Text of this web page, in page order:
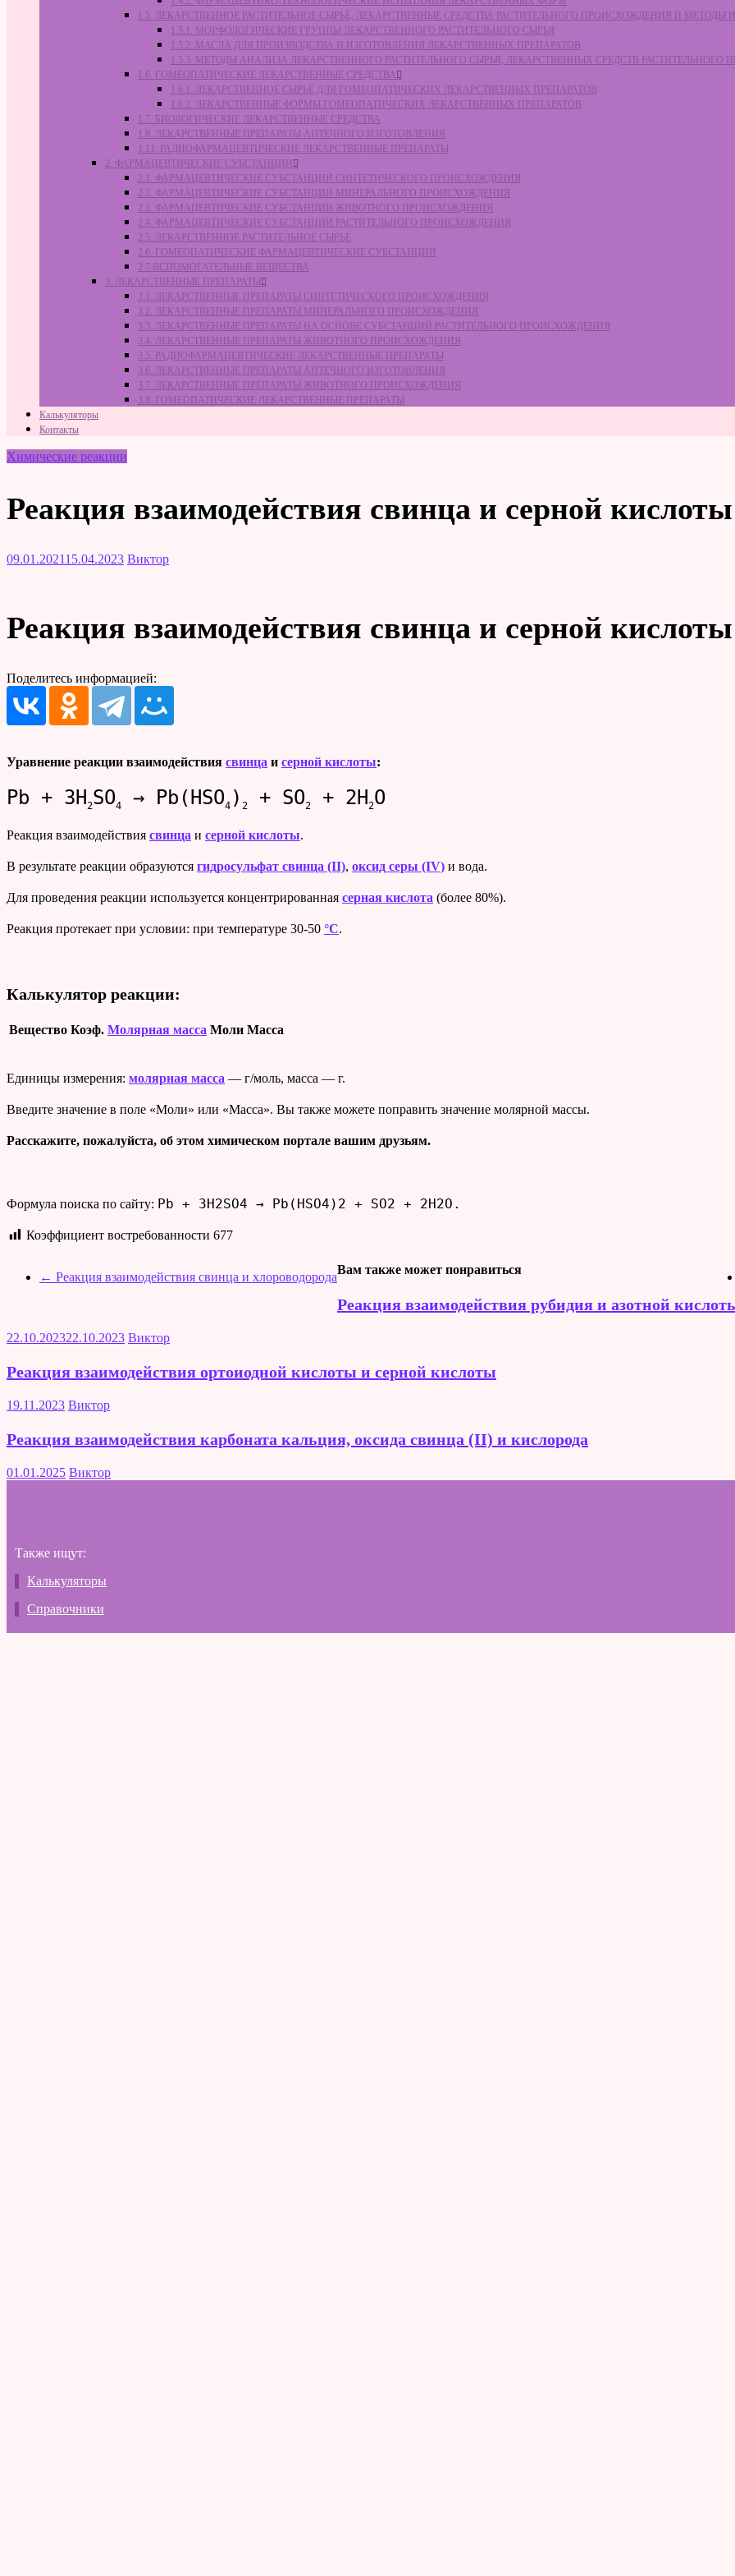
1.5. ЛЕКАРСТВЕННОЕ РАСТИТЕЛЬНОЕ СЫРЬЁ, ЛЕКАРСТВЕННЫЕ СРЕДСТВА РАСТИТЕЛЬНОГО ПРОИСХОЖДЕНИЯ И МЕТОДЫ
1.5.1. МОРФОЛОГИЧЕСКИЕ ГРУППЫ ЛЕКАРСТВЕННОГО РАСТИТЕЛЬНОГО СЫРЬЯ
1.5.2. МАСЛА ДЛЯ ПРОИЗВОДСТВА И ИЗГОТОВЛЕНИЯ ЛЕКАРСТВЕННЫХ ПРЕПАРАТОВ
1.5.3. МЕТОДЫ АНАЛИЗА ЛЕКАРСТВЕННОГО РАСТИТЕЛЬНОГО СЫРЬЯ, ЛЕКАРСТВЕННЫХ СРЕДСТВ РАСТИТЕЛЬНОГО
1.6. ГОМЕОПАТИЧЕСКИЕ ЛЕКАРСТВЕННЫЕ СРЕДСТВА
1.6.1. ЛЕКАРСТВЕННОЕ СЫРЬЁ ДЛЯ ГОМЕОПАТИЧЕСКИХ ЛЕКАРСТВЕННЫХ ПРЕПАРАТОВ
1.6.2. ЛЕКАРСТВЕННЫЕ ФОРМЫ ГОМЕОПАТИЧЕСКИХ ЛЕКАРСТВЕННЫХ ПРЕПАРАТОВ
1.7. БИОЛОГИЧЕСКИЕ ЛЕКАРСТВЕННЫЕ СРЕДСТВА
1.8. ЛЕКАРСТВЕННЫЕ ПРЕПАРАТЫ АПТЕЧНОГО ИЗГОТОВЛЕНИЯ
1.11. РАДИОФАРМАЦЕВТИЧЕСКИЕ ЛЕКАРСТВЕННЫЕ ПРЕПАРАТЫ
2. ФАРМАЦЕВТИЧЕСКИЕ СУБСТАНЦИИ
2.1. ФАРМАЦЕВТИЧЕСКИЕ СУБСТАНЦИИ СИНТЕТИЧЕСКОГО ПРОИСХОЖДЕНИЯ
2.2. ФАРМАЦЕВТИЧЕСКИЕ СУБСТАНЦИИ МИНЕРАЛЬНОГО ПРОИСХОЖДЕНИЯ
2.3. ФАРМАЦЕВТИЧЕСКИЕ СУБСТАНЦИИ ЖИВОТНОГО ПРОИСХОЖДЕНИЯ
2.4. ФАРМАЦЕВТИЧЕСКИЕ СУБСТАНЦИИ РАСТИТЕЛЬНОГО ПРОИСХОЖДЕНИЯ
2.5. ЛЕКАРСТВЕННОЕ РАСТИТЕЛЬНОЕ СЫРЬЁ
2.6. ГОМЕОПАТИЧЕСКИЕ ФАРМАЦЕВТИЧЕСКИЕ СУБСТАНЦИИ
2.7 ВСПОМОГАТЕЛЬНЫЕ ВЕЩЕСТВА
3. ЛЕКАРСТВЕННЫЕ ПРЕПАРАТЫ
3.1. ЛЕКАРСТВЕННЫЕ ПРЕПАРАТЫ СИНТЕТИЧЕСКОГО ПРОИСХОЖДЕНИЯ
3.2. ЛЕКАРСТВЕННЫЕ ПРЕПАРАТЫ МИНЕРАЛЬНОГО ПРОИСХОЖДЕНИЯ
3.3. ЛЕКАРСТВЕННЫЕ ПРЕПАРАТЫ НА ОСНОВЕ СУБСТАНЦИЙ РАСТИТЕЛЬНОГО ПРОИСХОЖДЕНИЯ
3.4. ЛЕКАРСТВЕННЫЕ ПРЕПАРАТЫ ЖИВОТНОГО ПРОИСХОЖДЕНИЯ
3.5. РАДИОФАРМАЦЕВТИЧЕСКИЕ ЛЕКАРСТВЕННЫЕ ПРЕПАРАТЫ
3.6. ЛЕКАРСТВЕННЫЕ ПРЕПАРАТЫ АПТЕЧНОГО ИЗГОТОВЛЕНИЯ
3.7. ЛЕКАРСТВЕННЫЕ ПРЕПАРАТЫ ЖИВОТНОГО ПРОИСХОЖДЕНИЯ
3.8. ГОМЕОПАТИЧЕСКИЕ ЛЕКАРСТВЕННЫЕ ПРЕПАРАТЫ
Калькуляторы
Контакты
Химические реакции
Реакция взаимодействия свинца и серной кислоты
09.01.202115.04.2023 Виктор
Реакция взаимодействия свинца и серной кислоты
Поделитесь информацией:
Уравнение реакции взаимодействия свинца и серной кислоты:
Pb + 3H 2SO4 → Pb(HSO4 ) 2 + SO2 + 2H 2O
Реакция взаимодействия свинца и серной кислоты.
В результате реакции образуются гидросульфат свинца (II), оксид серы (IV) и вода.
Для проведения реакции используется концентрированная серная кислота (более 80%).
Реакция протекает при условии: при температуре 30-50 °C.
Калькулятор реакции:
Вещество Коэф. Молярная масса Моли Масса
Единицы измерения: молярная масса — г/моль, масса — г.
Введите значение в поле «Моли» или «Масса». Вы также можете поправить значение молярной массы.
Расскажите, пожалуйста, об этом химическом портале вашим друзьям.
Формула поиска по сайту: Pb + 3H2SO4 → Pb(HSO4)2 + SO2 + 2H2O.
Коэффициент востребованности 677
← Реакция взаимодействия свинца и хлороводорода
Вам также может понравиться
Реакция взаимодействия рубидия и азотной
22.10.202322.10.2023 Виктор
Реакция взаимодействия ортоиодной кислоты и серной кислоты
19.11.2023 Виктор
Реакция взаимодействия карбоната кальция, оксида свинца (II) и кислорода
01.01.2025 Виктор
Также ищут:
Калькуляторы
Справочники